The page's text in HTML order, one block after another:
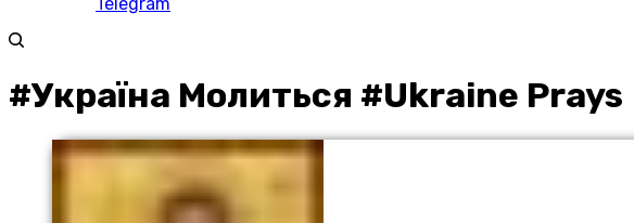
#Україна Молиться #Ukraine Prays